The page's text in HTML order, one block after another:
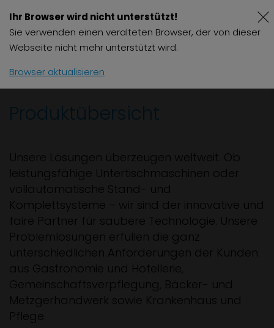
Produktübersicht
Unsere Lösungen überzeugen weltweit. Ob
leistungsfähige Untertischmaschinen oder
vollautomatische Stand- und
Komplettsysteme – wir sind der innovative und
faire Partner für saubere Technologie. Unsere
Problemlösungen erfüllen die ganz
unterschiedlichen Anforderungen der Kunden
aus Gastronomie und Hotellerie,
Gemeinschaftsverpflegung, Bäcker- und
Metzgerhandwerk sowie Krankenhaus und
Pflege.
Ihr Browser wird nicht unterstützt!
Sie verwenden einen veralteten Browser, der von dieser
Webseite nicht mehr unterstützt wird.
Browser aktualisieren